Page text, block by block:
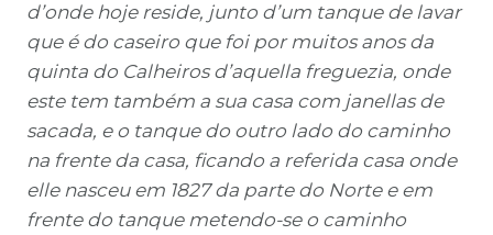
d’onde hoje reside, junto d’um tanque de lavar
que é do caseiro que foi por muitos anos da
quinta do Calheiros d’aquella freguezia, onde
este tem também a sua casa com janellas de
sacada, e o tanque do outro lado do caminho
na frente da casa, ficando a referida casa onde
elle nasceu em 1827 da parte do Norte e em
frente do tanque metendo-se o caminho